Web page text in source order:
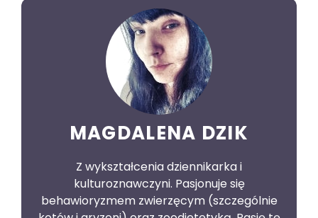
MAGDALENA DZIK
Z wykształcenia dziennikarka i
kulturoznawczyni. Pasjonuje się
behawioryzmem zwierzęcym (szczególnie